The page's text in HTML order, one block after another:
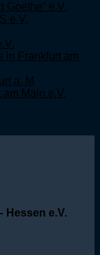
Goethe“ e.V.
e.V.
in Frankfurt am
a. M
Main e.V.
Hessen e.V.